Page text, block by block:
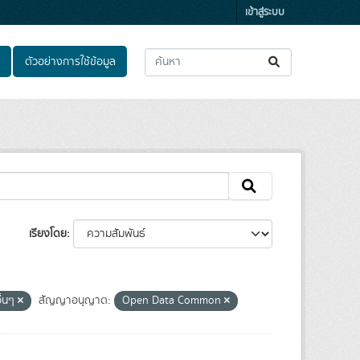
เข้าสู่ระบบ
ตัวอย่างการใช้ข้อมูล
เรียงโดย
ๆ สัญญาอนุญาต: Open Data Common